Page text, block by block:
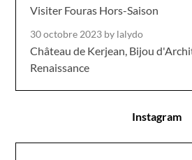
Visiter Fouras Hors-Saison
30 octobre 2023 by lalydo
Château de Kerjean, Bijou
Renaissance
Instagram